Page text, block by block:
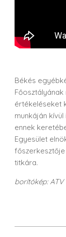
Békés
értékeléseket
munkáján
ennek
Egyesület
titkára.
borítókép: ATV